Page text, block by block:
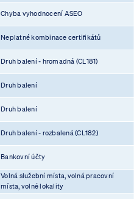
Chyba vyhodnocení ASEO
Neplatné kombinace certifikátů
Druh balení - hromadná (CL181)
Druh balení
Druh balení
Druh balení - rozbalená (CL182)
Bankovní účty
Volná služební místa, volná pracovní
místa, volné lokality